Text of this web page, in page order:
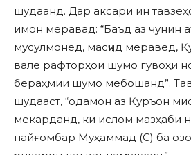
шудаанд. Дар аксари ин
имон меравад: “Баъд аз чунин
мусулмонед, масҷид меравед,
вале рафторҳои шумо гувоҳи
бераҳмии шумо мебошанд”.
шудааст, “одамон аз Қуръон
мекарданд, ки ислом мазҳаби
пайғомбар Муҳаммад (С) ба